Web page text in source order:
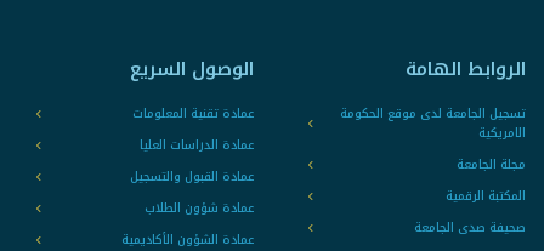
الروابط الهامة
تسجيل الجامعة لدى موقع الحكومة
الامريكية
مجلة الجامعة
المكتبة الرقمية
صحيفة صدى الجامعة
الوصول السريع
عمادة تقنية المعلومات
عمادة الدراسات العليا
عمادة القبول والتسجيل
عمادة شؤون الطلاب
عمادة الشؤون الأكاديمية